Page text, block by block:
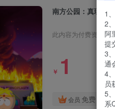
南方公园：真理之
此内容为付费资源，
￥ 1
会员 免费
1
2
阿
提
3
通
4
员
5
系